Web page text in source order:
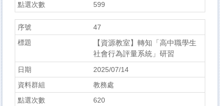
599
47
【資源教室】轉知「高中職學生
社會行為評量系統」研習
2025/07/14
教務處
620